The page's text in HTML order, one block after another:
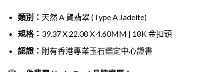
類別： 天然 A 貨翡翠 (Type A Jadeite)
規格： 39.37 X 22.08 X 4.60MM | 18K 金扣頭
認證： 附有香港專業玉石鑑定中心證書